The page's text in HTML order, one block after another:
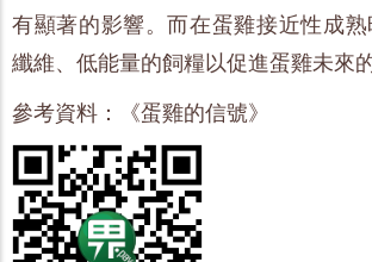
有顯著的影響。而在蛋雞接近性成
纖維、低能量的飼糧以促進蛋雞未來的
參考資料：《蛋雞的信號》